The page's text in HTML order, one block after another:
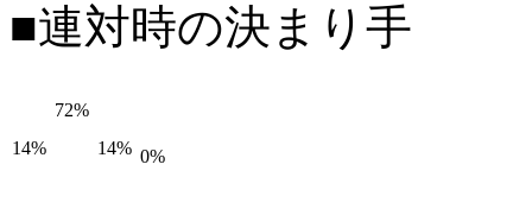
■連対時の決まり手
14%
72%
14% 0%